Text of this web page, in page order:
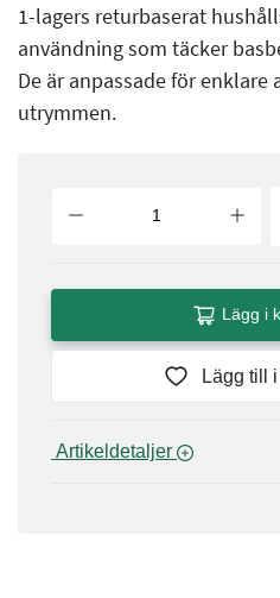
1-lagers returbaserat
användning som täcker
De är anpassade för
utrymmen.
Lägg i
Lägg till